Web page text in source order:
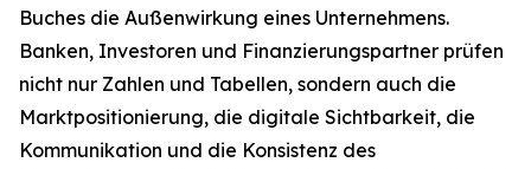
Buches die Außenwirkung eines Unternehmens.
Banken, Investoren und Finanzierungspartner prüfen
nicht nur Zahlen und Tabellen, sondern auch die
Marktpositionierung, die digitale Sichtbarkeit, die
Kommunikation und die Konsistenz des